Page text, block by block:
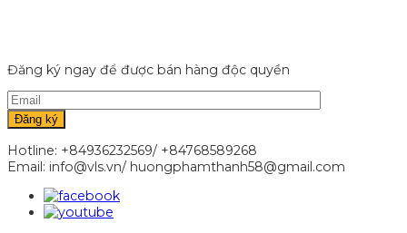
Đăng ký ngay để được bán hàng độc quyền
Hotline: +84936232569/ +84768589268
Email: info@vls.vn/ huongphamthanh58@gmail.com